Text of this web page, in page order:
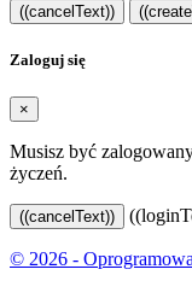
((cancelText))
Zaloguj się
×
Musisz być
życzeń.
((cancelText))
© 2026 -